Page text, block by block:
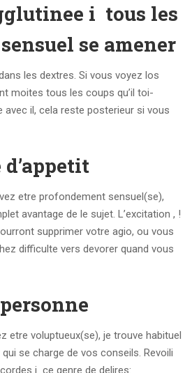
i tous les
se amener
les dextres. Si vous voyez los
moites tous les coups qu’il toi-
il, cela reste posterieur si vous
etre profondement sensuel(se),
avantage de le sujet. L’excitation , !
supprimer votre agio, ou vous
difficulte vers devorer quand vous
etre voluptueux(se), je trouve habituel
qui se charge de vos conseils. Revoili
i ce genre de delires: